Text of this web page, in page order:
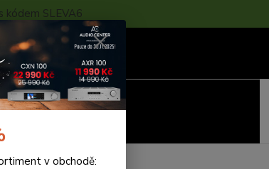
kódem SLEVA6
- KALKULACE
v obchodě: